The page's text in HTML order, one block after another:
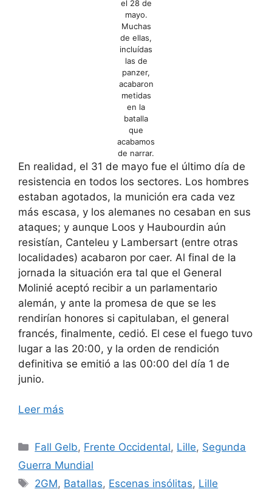
el 28 de
mayo.
Muchas
de ellas,
incluídas
las de
panzer,
acabaron
metidas
en la
batalla
que
acabamos
de narrar.
En realidad, el 31 de mayo fue el último día de
resistencia en todos los sectores. Los hombres
estaban agotados, la munición era cada vez
más escasa, y los alemanes no cesaban en sus
ataques; y aunque Loos y Haubourdin aún
resistían, Canteleu y Lambersart (entre otras
localidades) acabaron por caer. Al final de la
jornada la situación era tal que el General
Molinié aceptó recibir a un parlamentario
alemán, y ante la promesa de que se les
rendirían honores si capitulaban, el general
francés, finalmente, cedió. El cese el fuego tuvo
lugar a las 20:00, y la orden de rendición
definitiva se emitió a las 00:00 del día 1 de
junio.
Leer más
Categorías
Fall Gelb, Frente Occidental, Lille, Segunda
Guerra Mundial
Etiquetas
2GM, Batallas, Escenas insólitas, Lille